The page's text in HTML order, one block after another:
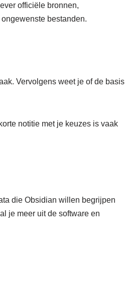
officiële bronnen,
bestanden.
Vervolgens weet je of de basis
notitie met je keuzes is vaak
die Obsidian willen begrijpen
je meer uit de software en